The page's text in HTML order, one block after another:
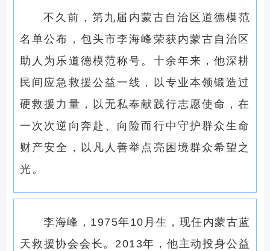
不久前，第九届内蒙古自治区道德模范
名单公布，包头市李海峰荣获内蒙古自治区
助人为乐道德模范称号。十余年来，他深耕
民间应急救援公益一线，以专业本领锻造过
硬救援力量，以无私奉献践行志愿使命，在
一次次逆向奔赴、向险而行中守护群众生命
财产安全，以凡人善举点亮困境群众希望之
光。
李海峰，1975年10月生，现任内蒙古蓝
天救援协会会长。2013年，他主动投身公益